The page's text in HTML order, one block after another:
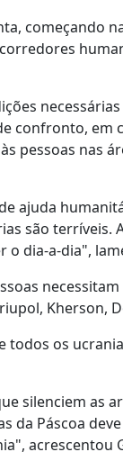
começando
confronto, em
pessoas nas
ajuda
são terríveis.
o dia-a-dia",
Kherson,
todos os
silenciem as
da Páscoa
acrescentou